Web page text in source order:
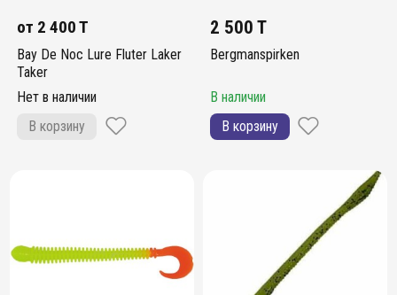
от 2 400 T
Bay De Noc Lure Fluter Laker
Taker
Нет в наличии
В корзину
2 500 T
Bergmanspirken
В наличии
В корзину